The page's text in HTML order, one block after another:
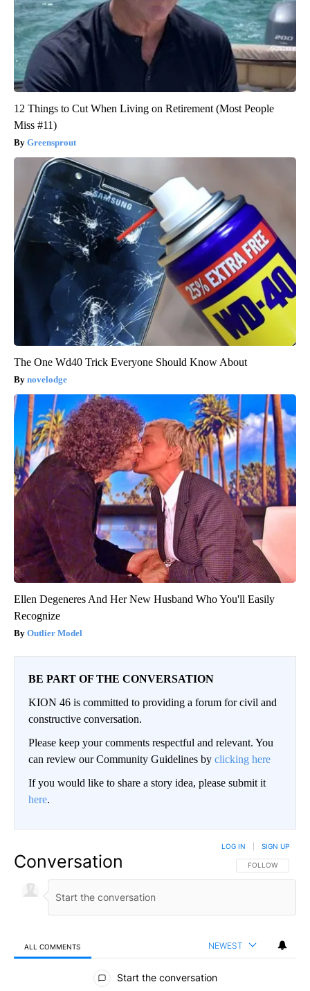
12 Things to Cut When Living on Retirement (Most People
Miss #11)
Greensprout
The One Wd40 Trick Everyone Should Know About
novelodge
Ellen Degeneres And Her New Husband Who You'll Easily
Recognize
Outlier Model
BE PART OF THE CONVERSATION
KION 46 is committed to providing a forum for civil and
constructive conversation.
Please keep your comments respectful and relevant. You
can review our Community Guidelines by clicking here
If you would like to share a story idea, please submit it
here.
Conversation FOLLOW THIS
FOLLOW
LOG IN SIGN UP
ALL COMMENTS NEWEST
All Comments
Start the conversation